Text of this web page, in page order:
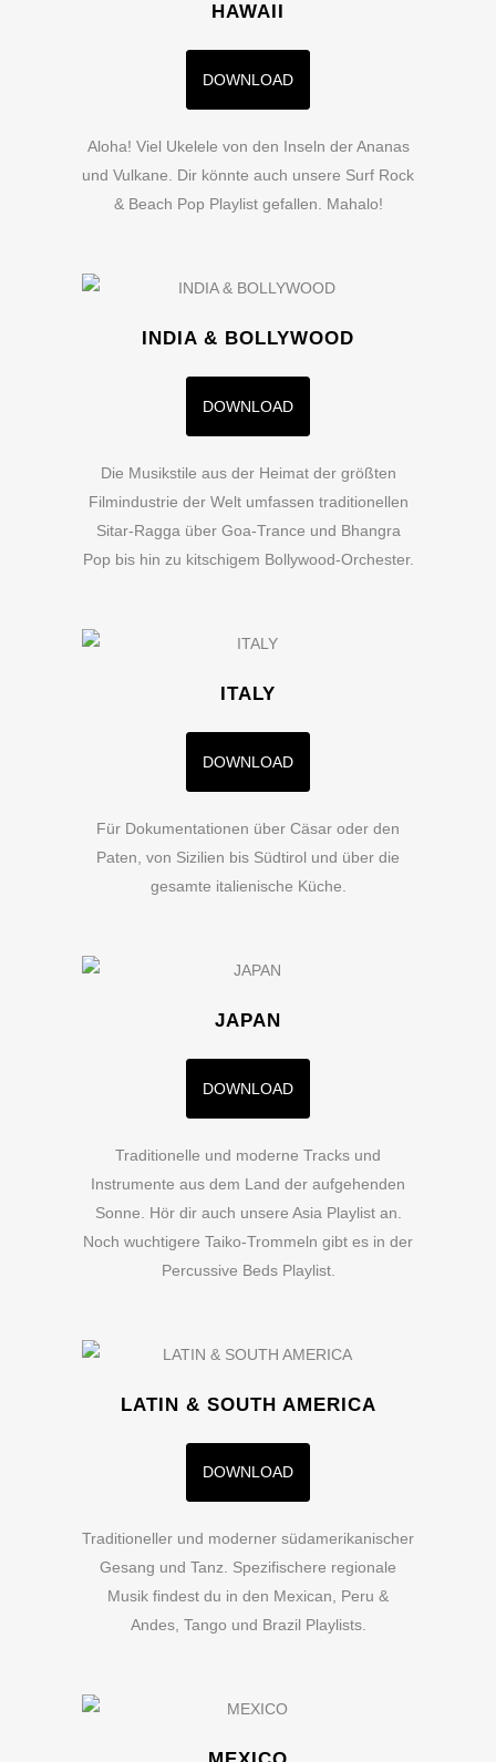
HAWAII
DOWNLOAD
Aloha! Viel Ukelele von den Inseln der Ananas
und Vulkane. Dir könnte auch unsere Surf Rock
& Beach Pop Playlist gefallen. Mahalo!
INDIA & BOLLYWOOD
DOWNLOAD
Die Musikstile aus der Heimat der größten
Filmindustrie der Welt umfassen traditionellen
Sitar-Ragga über Goa-Trance und Bhangra
Pop bis hin zu kitschigem Bollywood-Orchester.
ITALY
DOWNLOAD
Für Dokumentationen über Cäsar oder den
Paten, von Sizilien bis Südtirol und über die
gesamte italienische Küche.
JAPAN
DOWNLOAD
Traditionelle und moderne Tracks und
Instrumente aus dem Land der aufgehenden
Sonne. Hör dir auch unsere Asia Playlist an.
Noch wuchtigere Taiko-Trommeln gibt es in der
Percussive Beds Playlist.
LATIN & SOUTH AMERICA
DOWNLOAD
Traditioneller und moderner südamerikanischer
Gesang und Tanz. Spezifischere regionale
Musik findest du in den Mexican, Peru &
Andes, Tango und Brazil Playlists.